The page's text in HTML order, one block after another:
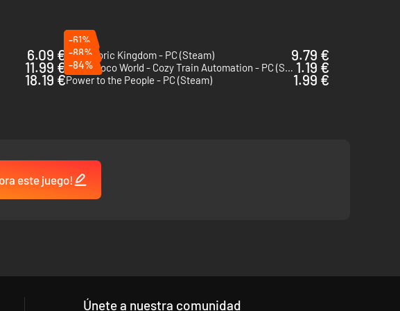
máquinas, elementos y herramientas para expandir tu imperio de
6.09 €
-61%
Prehistoric Kingdom - PC (Steam)
9.79 €
11.99 €
-88%
Super Loco World - Cozy Train Automation - PC (Steam) 1.19 €
18.19 €
-84%
Power to the People - PC (Steam)
1.99 €
este juego!
Únete a nuestra comunidad